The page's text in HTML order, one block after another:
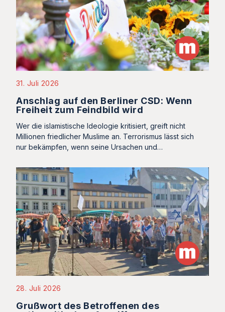
31. Juli 2026
Anschlag auf den Berliner CSD: Wenn
Freiheit zum Feindbild wird
Wer die islamistische Ideologie kritisiert, greift nicht
Millionen friedlicher Muslime an. Terrorismus lässt sich
nur bekämpfen, wenn seine Ursachen und…
28. Juli 2026
Grußwort des Betroffenen des